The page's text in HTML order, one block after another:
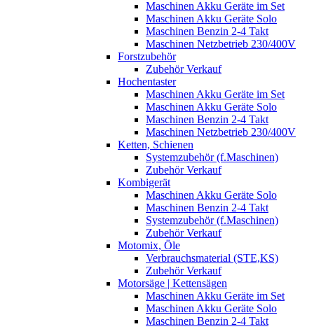
Maschinen Akku Geräte im Set
Maschinen Akku Geräte Solo
Maschinen Benzin 2-4 Takt
Maschinen Netzbetrieb 230/400V
Forstzubehör
Zubehör Verkauf
Hochentaster
Maschinen Akku Geräte im Set
Maschinen Akku Geräte Solo
Maschinen Benzin 2-4 Takt
Maschinen Netzbetrieb 230/400V
Ketten, Schienen
Systemzubehör (f.Maschinen)
Zubehör Verkauf
Kombigerät
Maschinen Akku Geräte Solo
Maschinen Benzin 2-4 Takt
Systemzubehör (f.Maschinen)
Zubehör Verkauf
Motomix, Öle
Verbrauchsmaterial (STE,KS)
Zubehör Verkauf
Motorsäge | Kettensägen
Maschinen Akku Geräte im Set
Maschinen Akku Geräte Solo
Maschinen Benzin 2-4 Takt